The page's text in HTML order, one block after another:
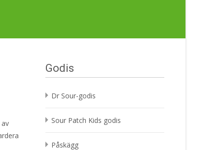
Godis
Dr Sour-godis
Sour Patch Kids godis
Påskägg